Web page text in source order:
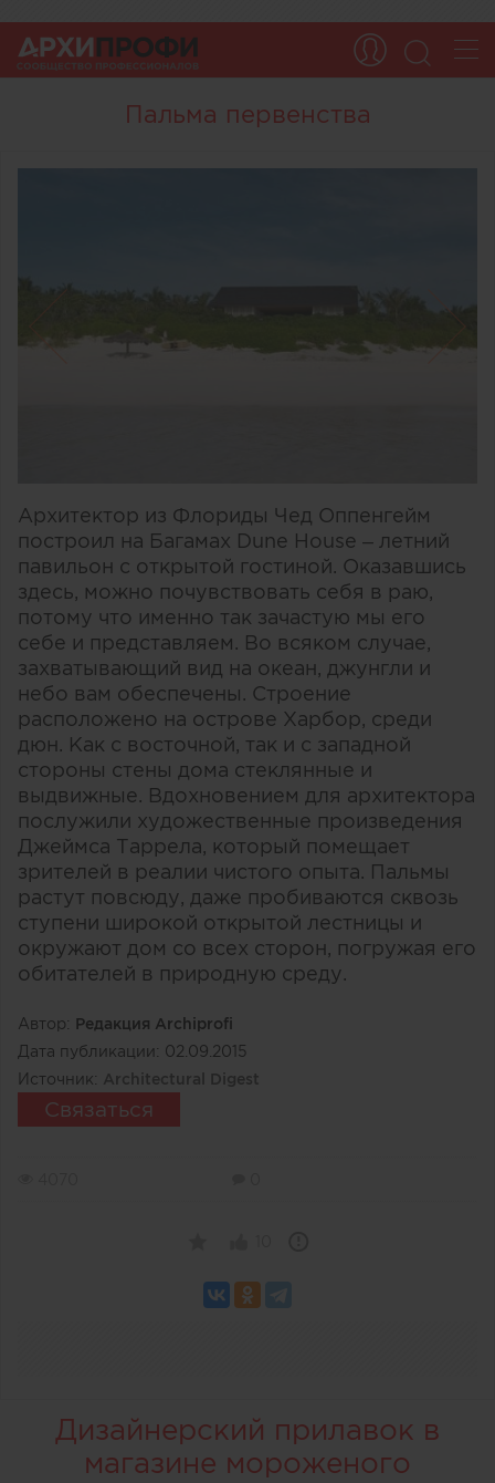
Пальма первенства
Архитектор из Флориды Чед Оппенгейм
построил на Багамах Dune House – летний
павильон с открытой гостиной. Оказавшись
здесь, можно почувствовать себя в раю,
потому что именно так зачастую мы его
себе и представляем. Во всяком случае,
захватывающий вид на океан, джунгли и
небо вам обеспечены. Строение
расположено на острове Харбор, среди
дюн. Как с восточной, так и с западной
стороны стены дома стеклянные и
выдвижные. Вдохновением для архитектора
послужили художественные произведения
Джеймса Таррела, который помещает
зрителей в реалии чистого опыта. Пальмы
растут повсюду, даже пробиваются сквозь
ступени широкой открытой лестницы и
окружают дом со всех сторон, погружая его
обитателей в природную среду.
Автор: Редакция Archiprofi
Дата публикации: 02.09.2015
Источник: Architectural Digest
Связаться
Дизайнерский прилавок в
магазине мороженого